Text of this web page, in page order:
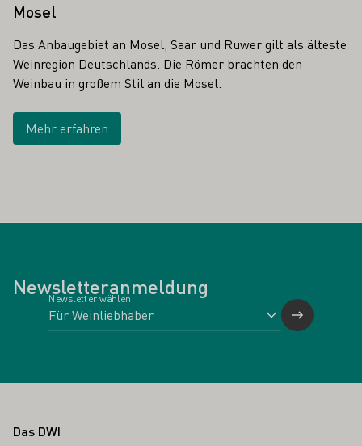
Mosel
Das Anbaugebiet an Mosel, Saar und Ruwer gilt als älteste
Weinregion Deutschlands. Die Römer brachten den
Weinbau in großem Stil an die Mosel.
Mehr erfahren
Newsletteranmeldung
Newsletter wählen
Fußbereich
Das DWI